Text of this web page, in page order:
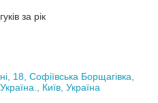
за рік
18, Софіївська Борщагівка,
Київ, Україна